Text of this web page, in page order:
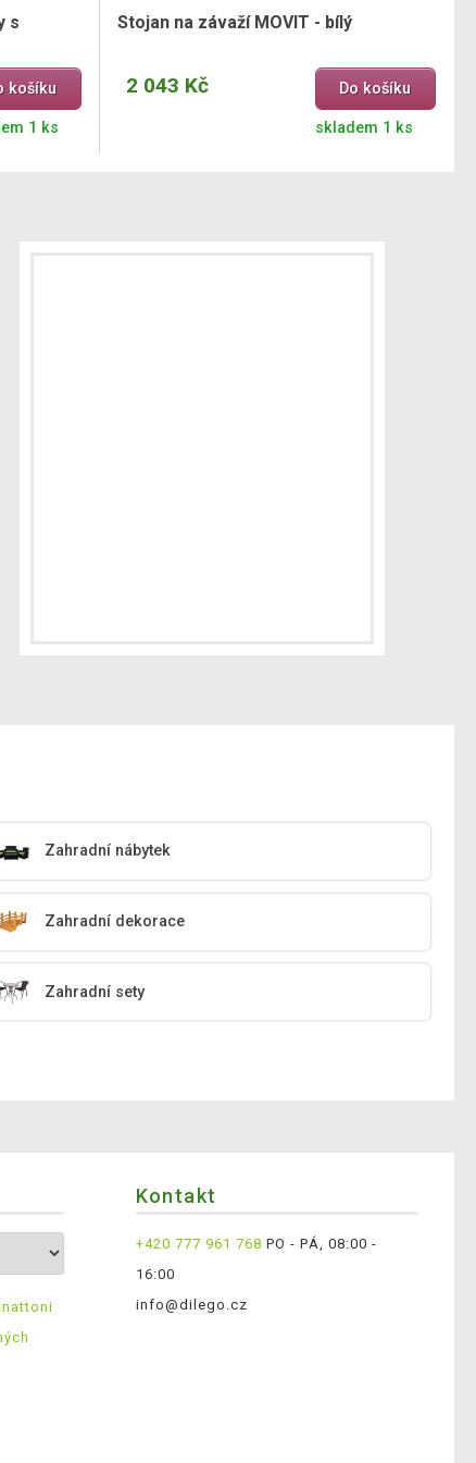
s
košíku
1 ks
Stojan na závaží MOVIT - bílý
2 043 Kč Do košíku
skladem 1 ks
Zahradní nábytek
Zahradní dekorace
Zahradní sety
Kontakt
+420 777 961 768 PO - PÁ, 08:00 -
16:00
info@dilego.cz